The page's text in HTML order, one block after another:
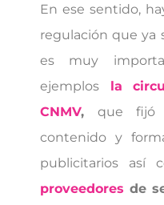
En ese sentido,
regulación que ya
es muy
ejemplos la
CNMV, que fijó
contenido y
publicitarios así
proveedores de